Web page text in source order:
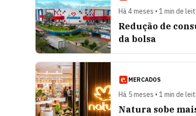
Há 4 meses • 1 min de
Redução de
da bolsa
MERCADOS
Há 5 meses • 1 min de
Natura sobe